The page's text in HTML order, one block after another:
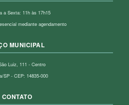
a Sexta: 11h às 17h15
mediante agendamento
MUNICIPAL
Luiz, 111 - Centro
SP - CEP: 14835-000
CONTATO